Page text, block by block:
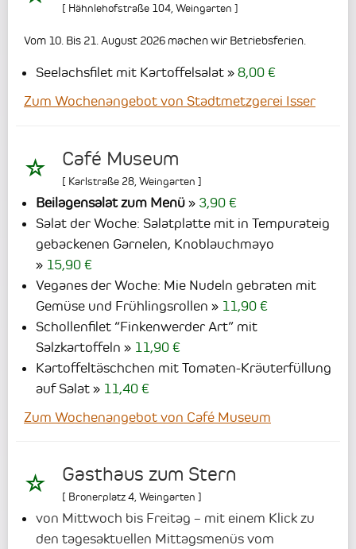
[ Hähnlehofstraße 104 Weingarten ]
Vom 10. Bis 21. August 2026 machen wir Betriebsferien.
Seelachsfilet mit Kartoffelsalat
8,00 €
Zum Wochenangebot von Stadtmetzgerei Isser
Café Museum
[ Karlstraße 28 Weingarten ]
Beilagensalat zum Menü
3,90 €
Salat der Woche: Salatplatte mit in Tempurateig
gebackenen Garnelen, Knoblauchmayo
15,90 €
Veganes der Woche: Mie Nudeln gebraten mit
Gemüse und Frühlingsrollen
11,90 €
Schollenfilet “Finkenwerder Art” mit
Salzkartoffeln
11,90 €
Kartoffeltäschchen mit Tomaten-Kräuterfüllung
auf Salat
11,40 €
Zum Wochenangebot von Café Museum
Gasthaus zum Stern
[ Bronerplatz 4 Weingarten ]
von Mittwoch bis Freitag – mit einem Klick zu
den tagesaktuellen Mittagsmenüs vom